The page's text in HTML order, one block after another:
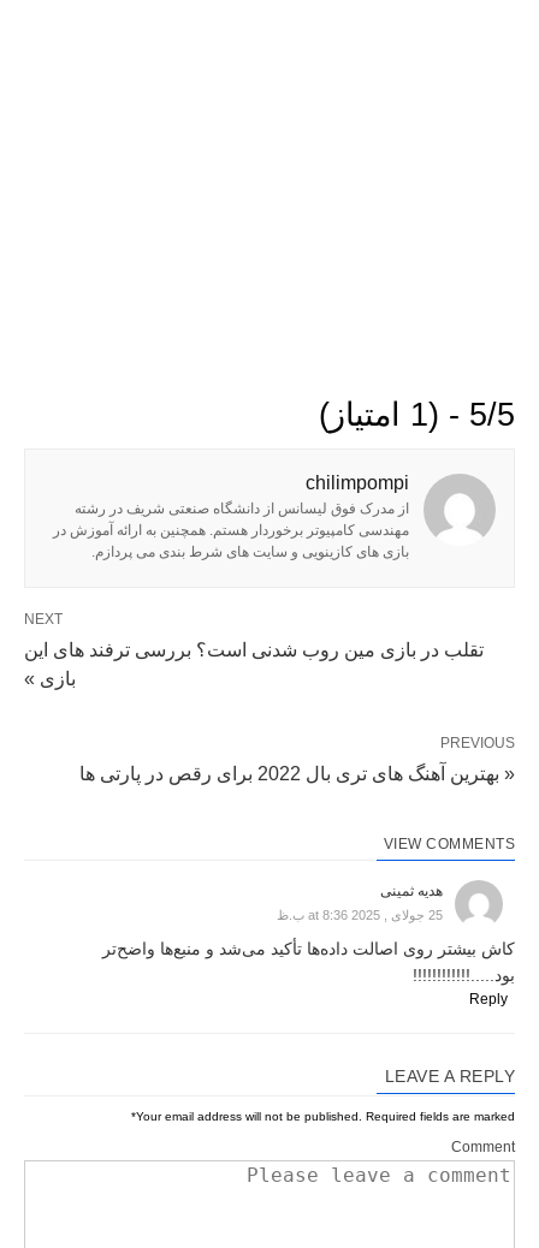
5/5 - (1 امتیاز)
chilimpompi
از مدرک فوق لیسانس از دانشگاه صنعتی شریف در رشته
مهندسی کامپیوتر برخوردار هستم. همچنین به ارائه آموزش در
بازی های کازینویی و سایت های شرط بندی می پردازم.
NEXT
تقلب در بازی مین روب شدنی است؟ بررسی ترفند های این
بازی »
PREVIOUS
« بهترین آهنگ های تری بال 2022 برای رقص در پارتی ها
VIEW COMMENTS
هدیه ثمینی
25 جولای , 2025 at 8:36 ب.ظ
کاش بیشتر روی اصالت داده‌ها تأکید می‌شد و منبع‌ها واضح‌تر
بود.....!!!!!!!!!!!!
Reply
LEAVE A REPLY
Your email address will not be published. Required fields are marked
*
Comment